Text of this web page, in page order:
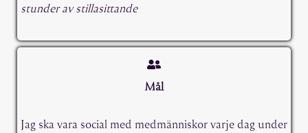
stunder av stillasittande
Mål
Jag ska vara social med medmänniskor varje dag under